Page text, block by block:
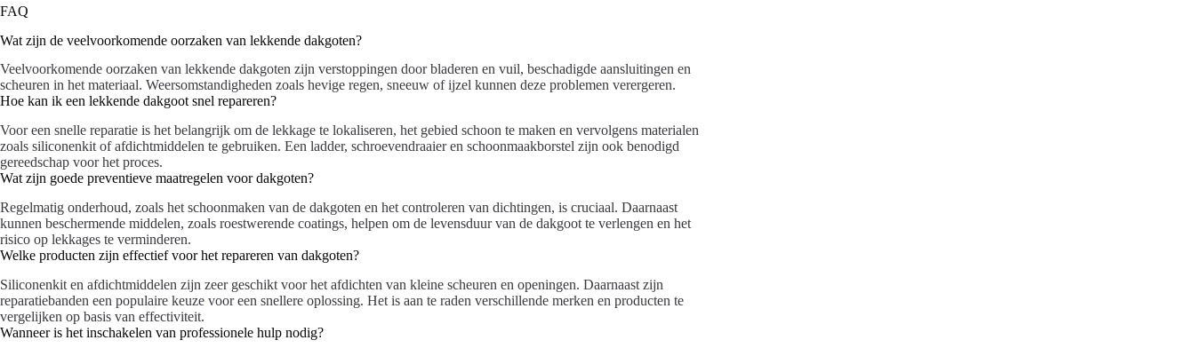
FAQ
Wat zijn de veelvoorkomende oorzaken van lekkende dakgoten?
Veelvoorkomende oorzaken van lekkende dakgoten zijn verstoppingen door bladeren en vuil, beschadigde aansluitingen en
scheuren in het materiaal. Weersomstandigheden zoals hevige regen, sneeuw of ijzel kunnen deze problemen verergeren.
Hoe kan ik een lekkende dakgoot snel repareren?
Voor een snelle reparatie is het belangrijk om de lekkage te lokaliseren, het gebied schoon te maken en vervolgens materialen
zoals siliconenkit of afdichtmiddelen te gebruiken. Een ladder, schroevendraaier en schoonmaakborstel zijn ook benodigd
gereedschap voor het proces.
Wat zijn goede preventieve maatregelen voor dakgoten?
Regelmatig onderhoud, zoals het schoonmaken van de dakgoten en het controleren van dichtingen, is cruciaal. Daarnaast
kunnen beschermende middelen, zoals roestwerende coatings, helpen om de levensduur van de dakgoot te verlengen en het
risico op lekkages te verminderen.
Welke producten zijn effectief voor het repareren van dakgoten?
Siliconenkit en afdichtmiddelen zijn zeer geschikt voor het afdichten van kleine scheuren en openingen. Daarnaast zijn
reparatiebanden een populaire keuze voor een snellere oplossing. Het is aan te raden verschillende merken en producten te
vergelijken op basis van effectiviteit.
Wanneer is het inschakelen van professionele hulp nodig?